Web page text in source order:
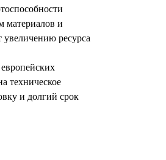
материалов и
ресурса
техническое
и долгий срок